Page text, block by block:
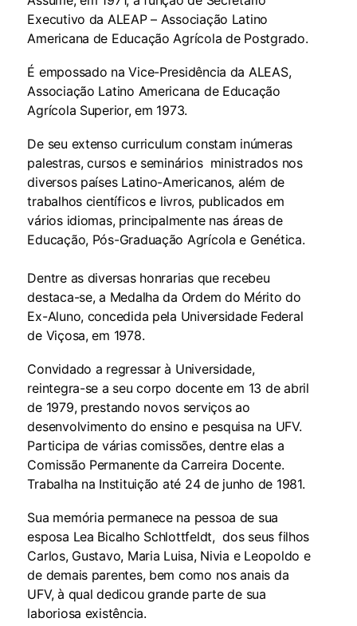
Executivo da ALEAP – Associação Latino
Americana de Educação Agrícola de Postgrado.
É empossado na Vice-Presidência da ALEAS,
Associação Latino Americana de Educação
Agrícola Superior, em 1973.
De seu extenso curriculum constam inúmeras
palestras, cursos e seminários ministrados nos
diversos países Latino-Americanos, além de
trabalhos científicos e livros, publicados em
vários idiomas, principalmente nas áreas de
Educação, Pós-Graduação Agrícola e Genética.
Dentre as diversas honrarias que recebeu
destaca-se, a Medalha da Ordem do Mérito do
Ex-Aluno, concedida pela Universidade Federal
de Viçosa, em 1978.
Convidado a regressar à Universidade,
reintegra-se a seu corpo docente em 13 de abril
de 1979, prestando novos serviços ao
desenvolvimento do ensino e pesquisa na UFV.
Participa de várias comissões, dentre elas a
Comissão Permanente da Carreira Docente.
Trabalha na Instituição até 24 de junho de 1981.
Sua memória permanece na pessoa de sua
esposa Lea Bicalho Schlottfeldt, dos seus filhos
Carlos, Gustavo, Maria Luisa, Nivia e Leopoldo e
de demais parentes, bem como nos anais da
UFV, à qual dedicou grande parte de sua
laboriosa existência.